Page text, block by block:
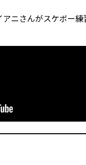
ニさんがスケボー